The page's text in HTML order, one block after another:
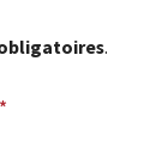
.
*